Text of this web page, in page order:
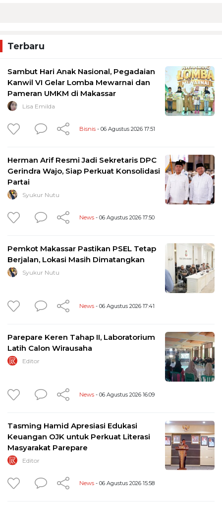
Terbaru
Sambut Hari Anak Nasional, Pegadaian
Kanwil VI Gelar Lomba Mewarnai dan
Pameran UMKM di Makassar
Lisa Emilda
Bisnis - 06 Agustus 2026 17:51
Herman Arif Resmi Jadi Sekretaris DPC
Gerindra Wajo, Siap Perkuat Konsolidasi
Partai
Syukur Nutu
News - 06 Agustus 2026 17:50
Pemkot Makassar Pastikan PSEL Tetap
Berjalan, Lokasi Masih Dimatangkan
Syukur Nutu
News - 06 Agustus 2026 17:41
Parepare Keren Tahap II, Laboratorium
Latih Calon Wirausaha
Editor
News - 06 Agustus 2026 16:09
Tasming Hamid Apresiasi Edukasi
Keuangan OJK untuk Perkuat Literasi
Masyarakat Parepare
Editor
News - 06 Agustus 2026 15:58